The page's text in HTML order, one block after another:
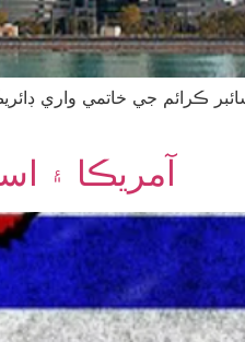
ڪرائم جي خاتمي واري
آمريڪا ۽ اسرائيل